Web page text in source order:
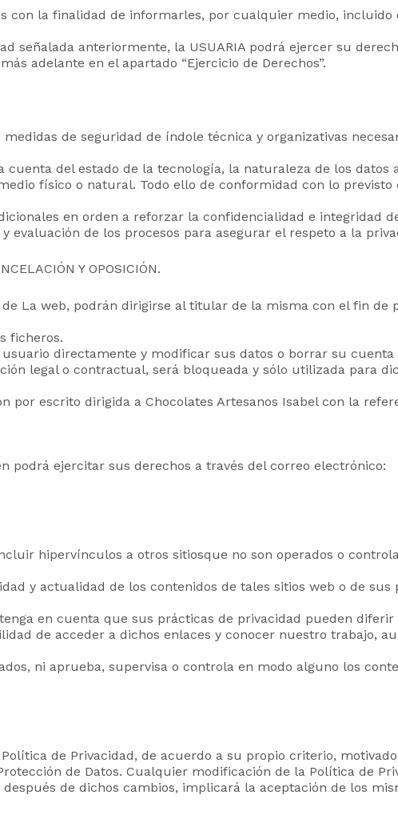
con la finalidad de informarles, por cualquier medio, incluido
señalada anteriormente, la USUARIA podrá ejercer su
adelante en el apartado “Ejercicio de Derechos”.
de seguridad de índole técnica y organizativas
del estado de la tecnología, la naturaleza de los datos
físico o natural. Todo ello de conformidad con lo previsto
en orden a reforzar la confidencialidad e integridad
de los procesos para asegurar el respeto a la
Y OPOSICIÓN.
La web, podrán dirigirse al titular de la misma con el fin de
ficheros.
directamente y modificar sus datos o borrar su
legal o contractual, será bloqueada y sólo utilizada para
escrito dirigida a Chocolates Artesanos Isabel con la
ejercitar sus derechos a través del correo electrónico:
hipervínculos a otros sitiosque no son operados o
y actualidad de los contenidos de tales sitios web o de sus
en cuenta que sus prácticas de privacidad pueden
de acceder a dichos enlaces y conocer nuestro trabajo,
ni aprueba, supervisa o controla en modo alguno los
de Privacidad, de acuerdo a su propio criterio,
de Datos. Cualquier modificación de la Política de
de dichos cambios, implicará la aceptación de los